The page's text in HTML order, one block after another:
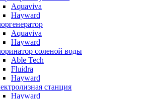
Aquaviva
Hayward
Aquaviva
Hayward
соленой воды
Able Tech
Fluidra
Hayward
станция
Hayward